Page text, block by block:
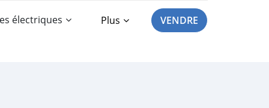
électriques Plus VENDRE